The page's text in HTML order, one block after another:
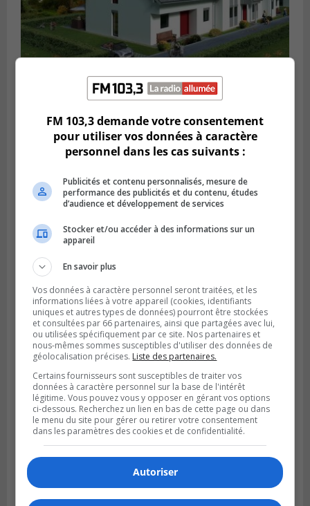
Publié le 27 février 2024 à 15h15
Carignan a un plan pour le locatif
intergénérationnel
BROSSARD
Publié le 23 février 2024 à 10h59
Les candidatures pour le Gala excellence
sont terminées
FM 103,3 demande votre consentement
pour utiliser vos données à caractère
personnel dans les cas suivants :
Publicités et contenu personnalisés, mesure de
performance des publicités et du contenu, études
d’audience et développement de services
Stocker et/ou accéder à des informations sur un
appareil
En savoir plus
Vos données à caractère personnel seront traitées, et les
informations liées à votre appareil (cookies, identifiants
uniques et autres types de données) pourront être stockées
et consultées par 66 partenaires, ainsi que partagées avec lui,
ou utilisées spécifiquement par ce site. Nos partenaires et
nous-mêmes sommes susceptibles d'utiliser des données de
géolocalisation précises. Liste des partenaires.
Certains fournisseurs sont susceptibles de traiter vos
données à caractère personnel sur la base de l'intérêt
légitime. Vous pouvez vous y opposer en gérant vos options
ci-dessous. Recherchez un lien en bas de cette page ou dans
le menu du site pour gérer ou retirer votre consentement
dans les paramètres des cookies et de confidentialité.
Autoriser